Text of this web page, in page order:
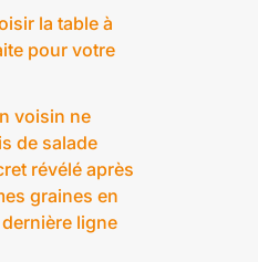
la table à
pour votre
voisin ne
de salade
révélé après
graines en
ligne